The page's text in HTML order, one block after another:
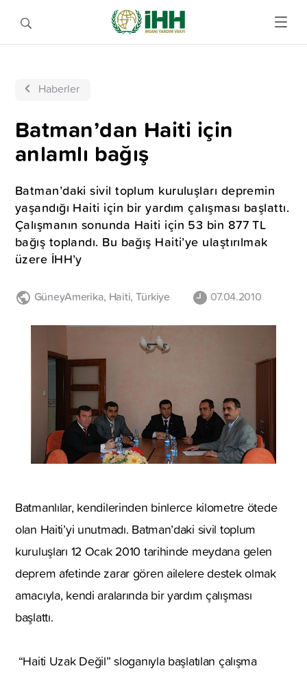
Haberler
Batman’dan Haiti için
anlamlı bağış
Batman’daki sivil toplum kuruluşları depremin
yaşandığı Haiti için bir yardım çalışması başlattı.
Çalışmanın sonunda Haiti için 53 bin 877 TL
bağış toplandı. Bu bağış Haiti’ye ulaştırılmak
üzere İHH’y
GüneyAmerika, Haiti, Türkiye 07.04.2010
Batmanlılar, kendilerinden binlerce kilometre ötede
olan Haiti’yi unutmadı. Batman’daki sivil toplum
kuruluşları 12 Ocak 2010 tarihinde meydana gelen
deprem afetinde zarar gören ailelere destek olmak
amacıyla, kendi aralarında bir yardım çalışması
başlattı.
“Haiti Uzak Değil” sloganıyla başlatılan çalışma